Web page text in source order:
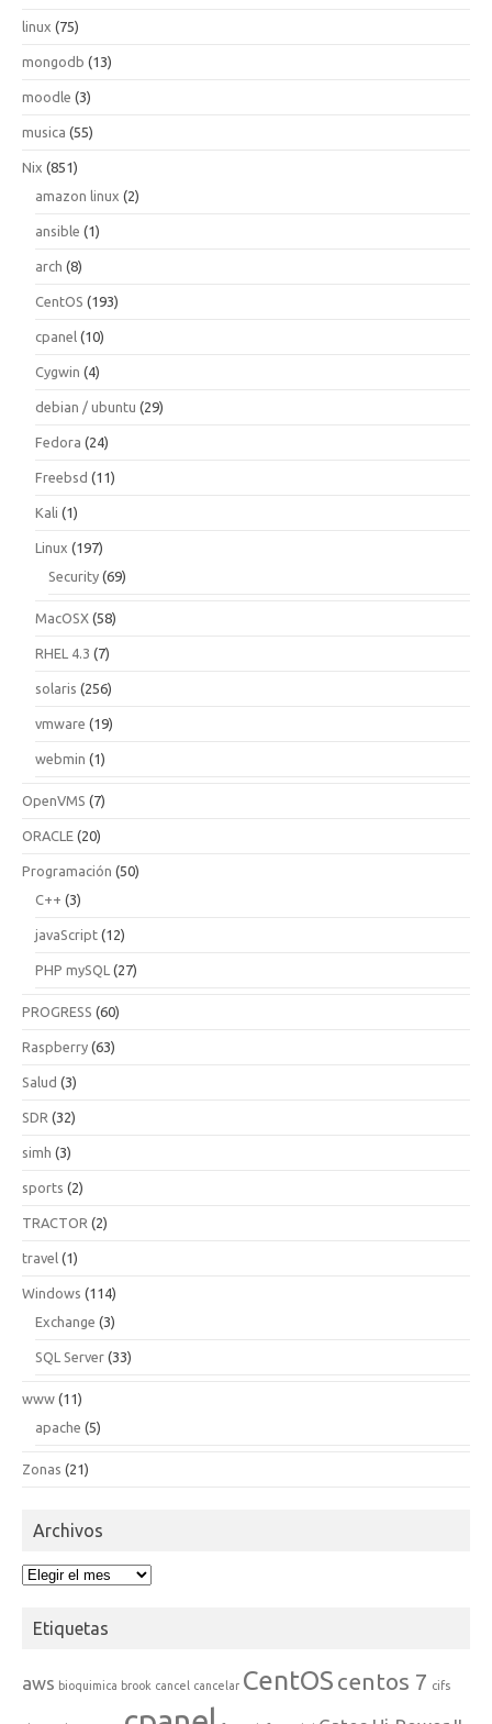
linux (75)
mongodb (13)
moodle (3)
musica (55)
Nix (851)
amazon linux (2)
ansible (1)
arch (8)
CentOS (193)
cpanel (10)
Cygwin (4)
debian / ubuntu (29)
Fedora (24)
Freebsd (11)
Kali (1)
Linux (197)
Security (69)
MacOSX (58)
RHEL 4.3 (7)
solaris (256)
vmware (19)
webmin (1)
OpenVMS (7)
ORACLE (20)
Programación (50)
C++ (3)
javaScript (12)
PHP mySQL (27)
PROGRESS (60)
Raspberry (63)
Salud (3)
SDR (32)
simh (3)
sports (2)
TRACTOR (2)
travel (1)
Windows (114)
Exchange (3)
SQL Server (33)
www (11)
apache (5)
Zonas (21)
Archivos
Archivos
Etiquetas
aws bioquimica brook cancel cancelar CentOS centos 7 cifs